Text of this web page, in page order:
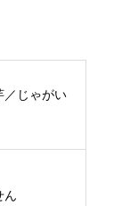
／じゃがい